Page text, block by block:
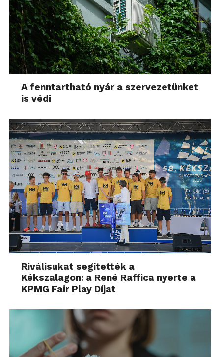
A fenntartható nyár a szervezetünket
is védi
Riválisukat segítették a
Kékszalagon: a René Raffica nyerte a
KPMG Fair Play Díjat